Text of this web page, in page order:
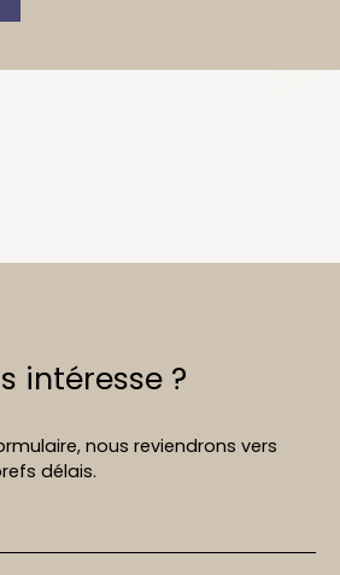
intéresse ?
nous reviendrons vers
délais.